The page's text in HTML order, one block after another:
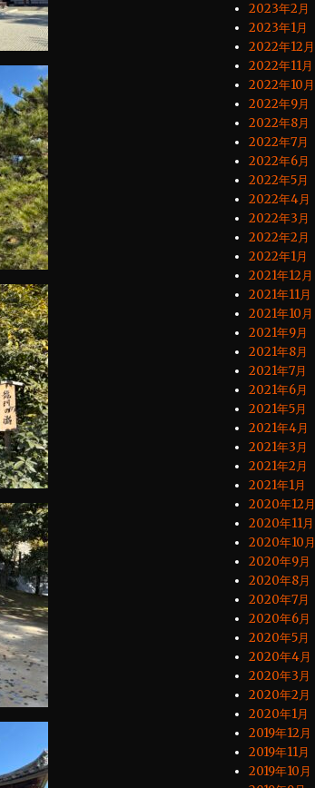
2023年2月
2023年1月
2022年12月
2022年11月
2022年10月
2022年9月
2022年8月
2022年7月
2022年6月
2022年5月
2022年4月
2022年3月
2022年2月
2022年1月
2021年12月
2021年11月
2021年10月
2021年9月
2021年8月
2021年7月
2021年6月
2021年5月
2021年4月
2021年3月
2021年2月
2021年1月
2020年12月
2020年11月
2020年10月
2020年9月
2020年8月
2020年7月
2020年6月
2020年5月
2020年4月
2020年3月
2020年2月
2020年1月
2019年12月
2019年11月
2019年10月